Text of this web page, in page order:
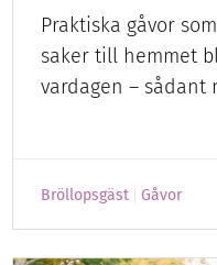
Praktiska gåvor
saker till hemmet
vardagen –
Bröllopsgäst Gåvor